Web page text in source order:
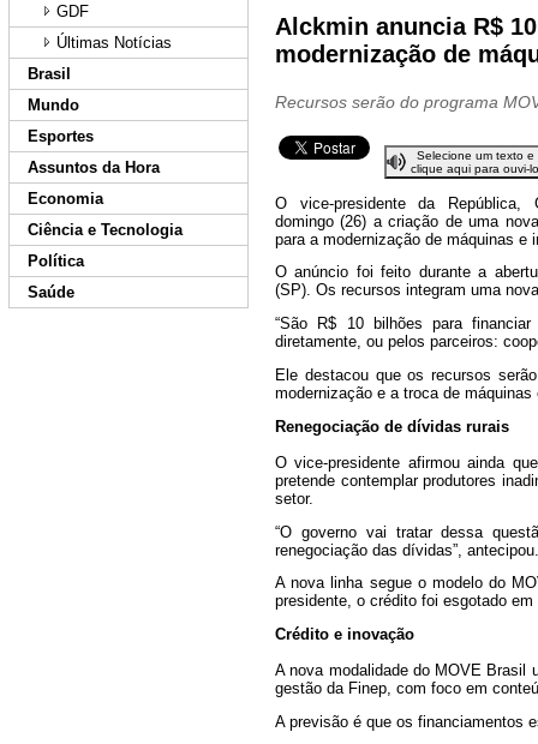
GDF
Últimas Notícias
Brasil
Mundo
Esportes
Assuntos da Hora
Economia
Ciência e Tecnologia
Política
Saúde
Alckmin anuncia R$
modernização de
Recursos serão do programa
Selecione um texto e
clique aqui para ouvi-lo
O vice-presidente da República,
domingo (26) a criação de uma
para a modernização de máquinas e
O anúncio foi feito durante a
(SP). Os recursos integram uma
“São R$ 10 bilhões para
diretamente, ou pelos parceiros:
Ele destacou que os recursos
modernização e a troca de máquinas
Renegociação de dívidas rurais
O vice-presidente afirmou ainda
pretende contemplar produtores
setor.
“O governo vai tratar dessa
renegociação das dívidas”, antecipou.
A nova linha segue o modelo do
presidente, o crédito foi esgotado
Crédito e inovação
A nova modalidade do MOVE Brasil
gestão da Finep, com foco em
A previsão é que os financiamentos